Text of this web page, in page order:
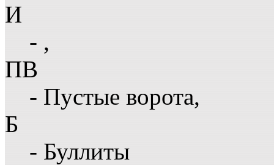
И
- ,
ПВ
- Пустые ворота,
Б
- Буллиты